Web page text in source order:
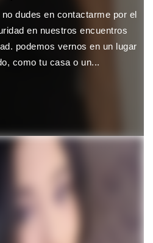
dudes en contactarme por el
en nuestros encuentros
podemos vernos en un lugar
como tu casa o un...